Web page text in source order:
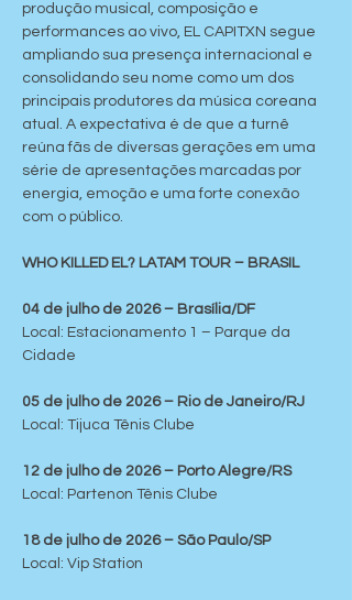
produção musical, composição e
performances ao vivo, EL CAPITXN segue
ampliando sua presença internacional e
consolidando seu nome como um dos
principais produtores da música coreana
atual. A expectativa é de que a turnê
reúna fãs de diversas gerações em uma
série de apresentações marcadas por
energia, emoção e uma forte conexão
com o público.
WHO KILLED EL? LATAM TOUR – BRASIL
04 de julho de 2026 – Brasília/DF
Local: Estacionamento 1 – Parque da
Cidade
05 de julho de 2026 – Rio de Janeiro/RJ
Local: Tijuca Tênis Clube
12 de julho de 2026 – Porto Alegre/RS
Local: Partenon Tênis Clube
18 de julho de 2026 – São Paulo/SP
Local: Vip Station